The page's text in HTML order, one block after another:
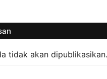
tidak akan dipublikasikan.